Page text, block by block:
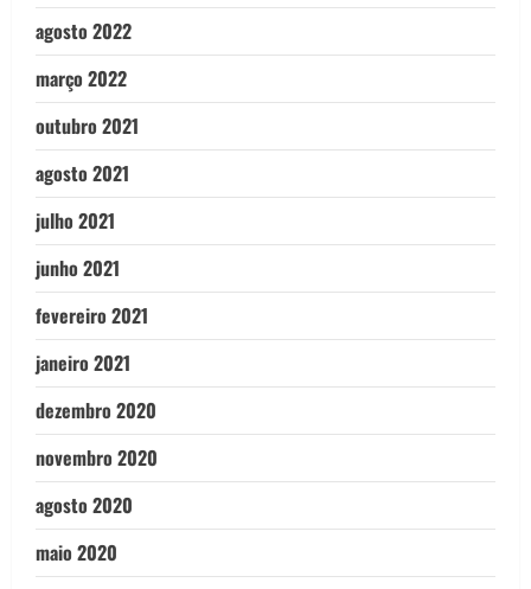
agosto 2022
março 2022
outubro 2021
agosto 2021
julho 2021
junho 2021
fevereiro 2021
janeiro 2021
dezembro 2020
novembro 2020
agosto 2020
maio 2020